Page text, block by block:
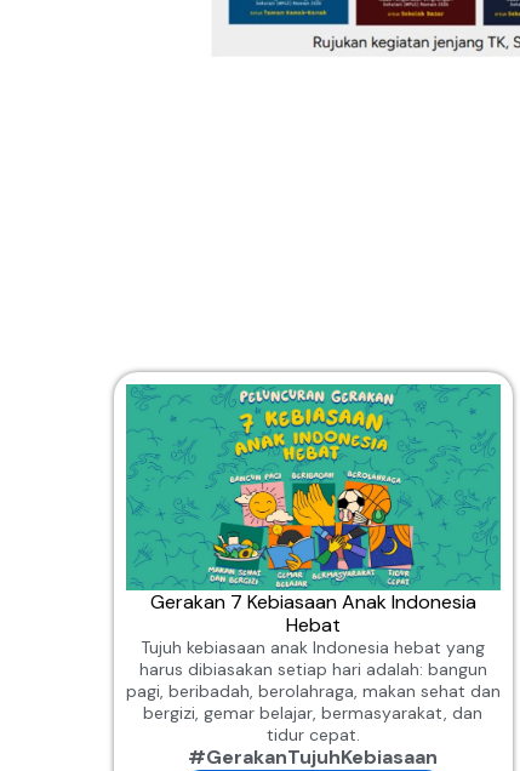
Gerakan 7 Kebiasaan Anak Indonesia
Hebat
Tujuh kebiasaan anak Indonesia hebat yang
harus dibiasakan setiap hari adalah: bangun
pagi, beribadah, berolahraga, makan sehat dan
bergizi, gemar belajar, bermasyarakat, dan
tidur cepat.
#GerakanTujuhKebiasaan